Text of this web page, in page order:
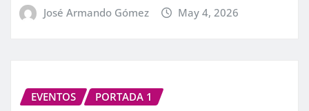
José Armando Gómez May 4, 2026
EVENTOS PORTADA 1